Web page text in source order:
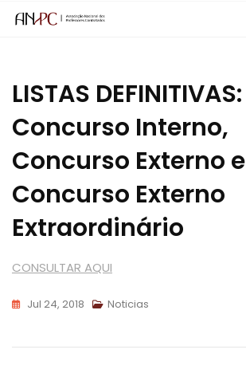
LISTAS DEFINITIVAS:
Concurso Interno,
Concurso Externo e
Concurso Externo
Extraordinário
CONSULTAR AQUI
Jul 24, 2018 Noticias